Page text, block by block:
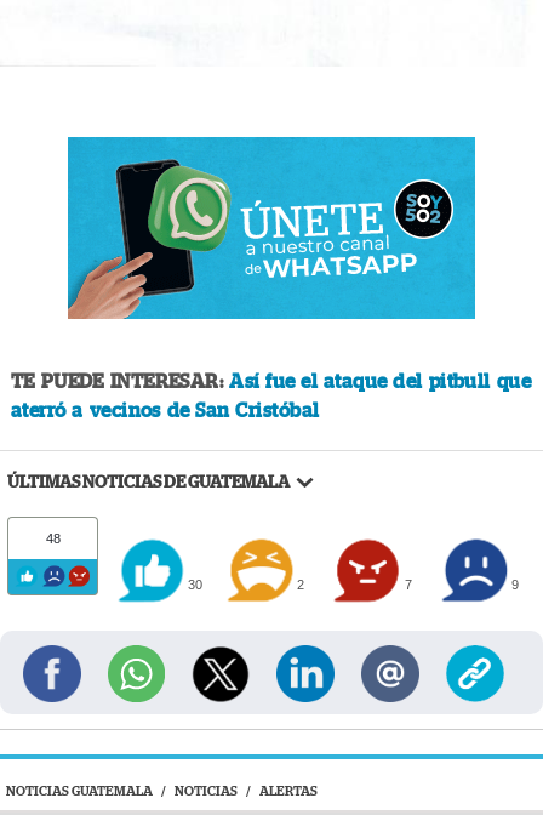
TE PUEDE INTERESAR:Así fue el ataque del pitbull que
aterró a vecinos de San Cristóbal
ÚLTIMAS NOTICIAS DE GUATEMALA
48
30 2 7 9
NOTICIAS GUATEMALA / NOTICIAS / ALERTAS